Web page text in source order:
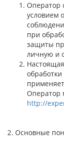
Оператор
условием
при
защиты
личную и
Оператор
http://
2. Основные